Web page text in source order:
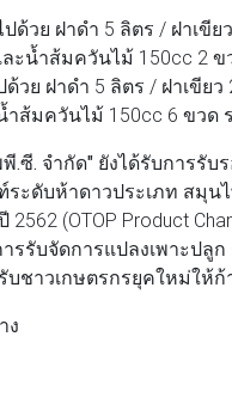
ด้วย ฝาดำ 5 ลิตร / ฝาเขี
ะน้ำส้มควันไม้ 150cc 2 ข
วย ฝาดำ 5 ลิตร / ฝาเขีย
ส้มควันไม้ 150cc 6 ขวด
.ซี. จำกัด" ยังได้รับการรับ
ะดับห้าดาวประเภท สมุน
(OTOP Product
รับจัดการแปลงเพาะปลู
ชาวเกษตรกรยุคใหม่ให้ก้
ง